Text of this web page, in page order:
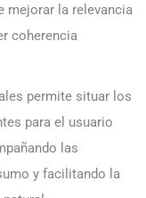
mejorar la relevancia
coherencia
permite situar los
para el usuario
las
y facilitando la